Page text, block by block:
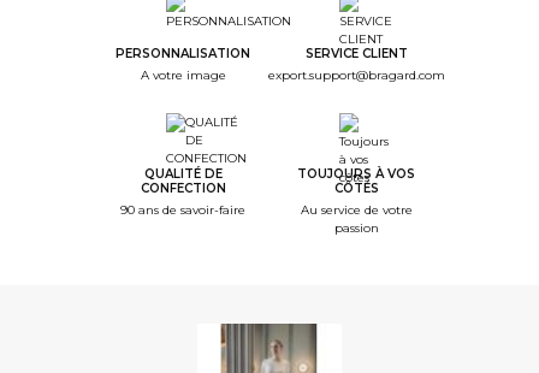
PERSONNALISATION
A votre image
SERVICE CLIENT
export.support@bragard.com
QUALITÉ DE
CONFECTION
90 ans de savoir-faire
TOUJOURS À VOS
CÔTÉS
Au service de votre
passion